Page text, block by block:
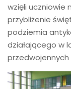
wzięli uczniowie
przybliżenie
podziemia
działającego w
przedwojennych